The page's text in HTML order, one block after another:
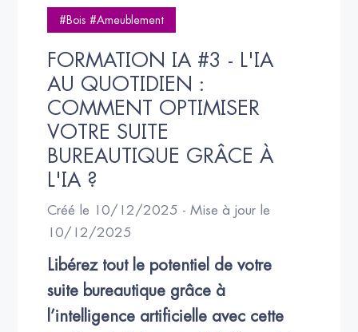
#Bois #Ameublement
FORMATION IA #3 - L'IA
AU QUOTIDIEN :
COMMENT OPTIMISER
VOTRE SUITE
BUREAUTIQUE GRÂCE À
L'IA ?
Créé le 10/12/2025 - Mise à jour le
10/12/2025
Libérez tout le potentiel de votre
suite bureautique grâce à
l’intelligence artificielle avec cette